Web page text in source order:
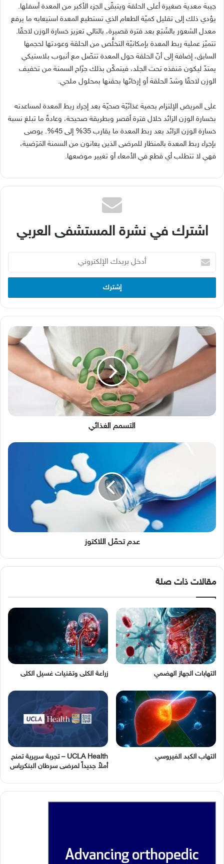
جيبة معدية صغيرة أعلى الحلقة ويتبقّى الجزء الأكبر من المعدة أسفلها.
يؤدي ذلك إلى تقليل كميّة الطعام الذي تستطيع المعدة استيعابه ما يرفع
معدل الشعور بالشَبَع بعد فترة قصيرة، بالتالي تعزيز خسارة الوزن لاحقًا.
تتميّز عملية ربط المعدة بإمكانيّة التخلُّص من الحلقة وعودتها لحجمها
السابق، إضافة إلى أنّ الحلقة حول المعدة تتصّل مع أنبوب بلاستيكي
يمتدّ ليكون مَنفذه تحت الجلد، فيتمكّن بذلك جرّاح السمنة من تخفيف
الوزن لاحقًا وشدّ الحلقة أو إرخائها بحقنها بمحلول ملحي.
على المريض الإلتزام بحمية غذائيّة صحيّة بعد إجراء ربط المعدة لمساعدته
بخسارة الوزن الزائد خلال فترة أقصر وبطريقة صحيحة، وعادةً ما تبلغ نسبة
خسارة الوزن الزائد بعد ربط المعدة ما يقارب
إلى
يوصى
بإجراء ربط المعدة بالمنظار للمرضى الذين يعانون من السمنة المَرَضية،
فهي لا تتطلب أي قطع في الأمعاء أو تغيير موضعها.
اشترك في نشرة المستشفى العربي
بريدك
الإلكتروني
التسمم
الغذائي
التسمم الغذائي
عدم تحمّل اللاكتوز
مقالات ذات صلة
التهابات الجهاز الهضمي زراعة الكلى وتقنيات غسيل الكلى
التهاب الكبد الفيروسي
UCLA Health – تجربة سريرية تمنح
أملاً جديداً لمرضى سرطان البنكرياس